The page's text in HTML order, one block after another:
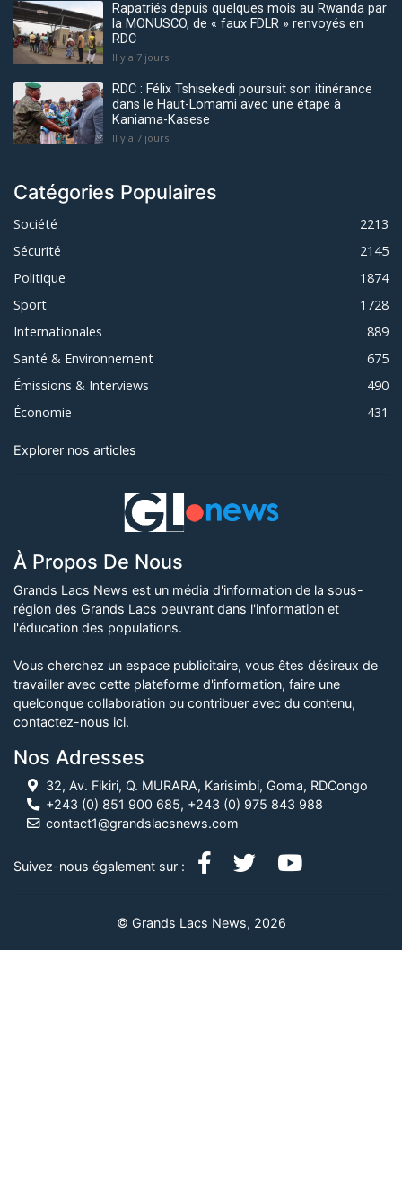
Rapatriés depuis quelques mois au Rwanda par
la MONUSCO, de « faux FDLR » renvoyés en
RDC
Il y a 7 jours
RDC : Félix Tshisekedi poursuit son itinérance
dans le Haut-Lomami avec une étape à
Kaniama-Kasese
Il y a 7 jours
Catégories Populaires
Société
2213
Sécurité
2145
Politique
1874
Sport
1728
Internationales
889
Santé & Environnement
675
Émissions & Interviews
490
Économie
431
Explorer nos articles
À Propos De Nous
Grands Lacs News est un média d'information de la sous-
région des Grands Lacs oeuvrant dans l'information et
l'éducation des populations.
Vous cherchez un espace publicitaire, vous êtes désireux de
travailler avec cette plateforme d'information, faire une
quelconque collaboration ou contribuer avec du contenu,
contactez-nous ici.
Nos Adresses
32, Av. Fikiri, Q. MURARA, Karisimbi, Goma, RDCongo
+243 (0) 851 900 685, +243 (0) 975 843 988
contact1@grandslacsnews.com
Suivez-nous également sur :
© Grands Lacs News, 2026